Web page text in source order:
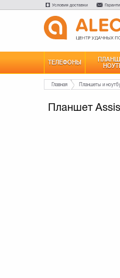
Условия доставки
ТЕЛЕФОНЫ
Главная Планшеты и
Планшет